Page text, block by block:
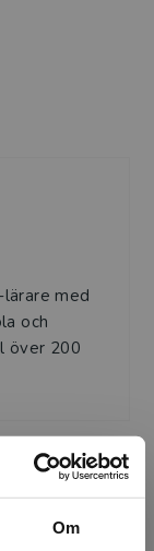
Om
lärare med
och
över 200